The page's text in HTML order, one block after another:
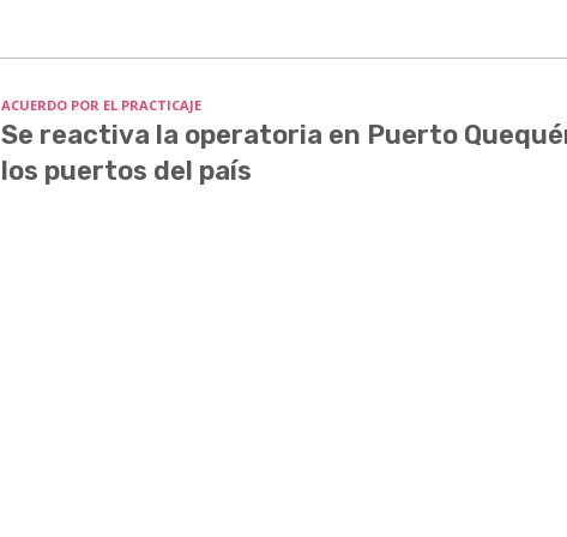
ACUERDO POR EL PRACTICAJE
Se reactiva la operatoria en Puerto
los puertos del país